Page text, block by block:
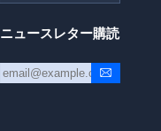
ニュースレター購読